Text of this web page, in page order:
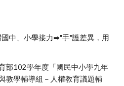
中、小學接力➡"手"護差異，用
部102學年度「國民中小學九年
教學輔導組－人權教育議題輔